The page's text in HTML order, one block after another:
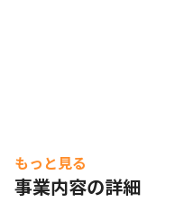
もっと見る
事業内容の詳細